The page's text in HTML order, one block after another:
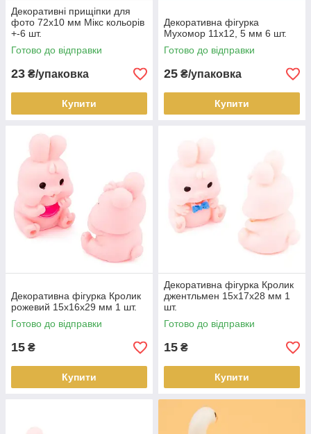
Декоративні прищіпки для
фото 72х10 мм Мікс кольорів
+-6 шт.
Готово до відправки
23 ₴/упаковка
Купити
Декоративна фігурка
Мухомор 11х12, 5 мм 6 шт.
Готово до відправки
25 ₴/упаковка
Купити
Декоративна фігурка Кролик
рожевий 15х16х29 мм 1 шт.
Готово до відправки
15 ₴
Купити
Декоративна фігурка Кролик
джентльмен 15х17х28 мм 1
шт.
Готово до відправки
15 ₴
Купити